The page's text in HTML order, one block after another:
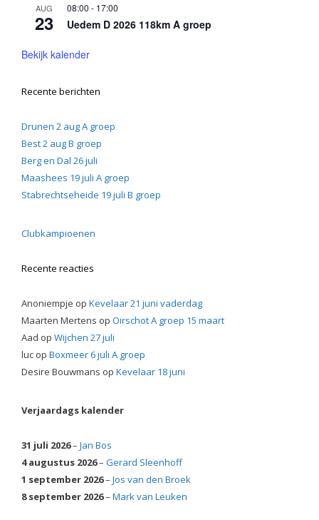
AUG
23
08:00 - 17:00
Uedem D 2026 118km A groep
Bekijk kalender
Recente berichten
Drunen 2 aug A groep
Best 2 aug B groep
Berg en Dal 26 juli
Maashees 19 juli A groep
Stabrechtseheide 19 juli B groep
Clubkampioenen
Recente reacties
Anoniempje op Kevelaar 21 juni vaderdag
Maarten Mertens op Oirschot A groep 15 maart
Aad op Wijchen 27 juli
luc op Boxmeer 6 juli A groep
Desire Bouwmans op Kevelaar 18 juni
Verjaardags kalender
31 juli 2026– Jan Bos
4 augustus 2026– Gerard Sleenhoff
1 september 2026– Jos van den Broek
8 september 2026– Mark van Leuken